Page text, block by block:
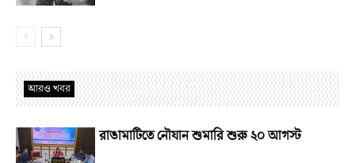
আরও খবর
রাঙামাটিতে নৌযান শুমারি শুরু ২০ আগস্ট